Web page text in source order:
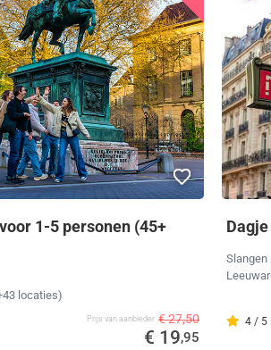
1-5 personen (45+
locaties)
Prijs van aanbieder € 27,50
€ 19,95
Slangen
4 / 5